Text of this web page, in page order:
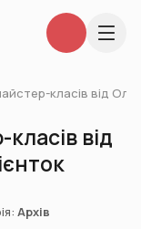
класів від
від
Архів